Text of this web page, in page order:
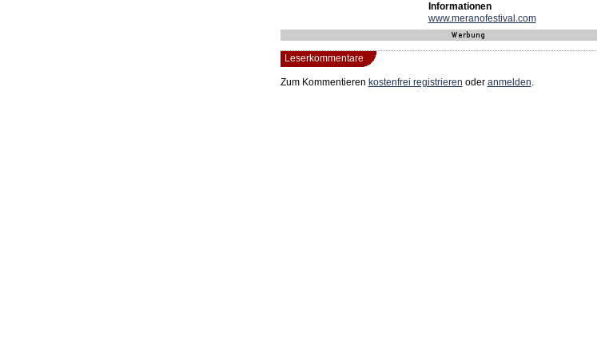
Informationen
www.meranofestival.com
Leserkommentare
Zum Kommentieren kostenfrei registrieren oder anmelden.